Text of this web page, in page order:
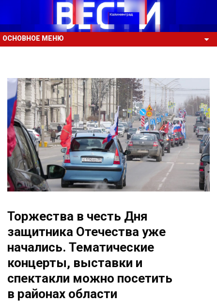
ОСНОВНОЕ МЕНЮ
Торжества в честь Дня
защитника Отечества уже
начались. Тематические
концерты, выставки и
спектакли можно посетить
в районах области